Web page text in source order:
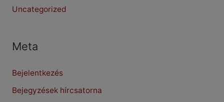
Uncategorized
Meta
Bejelentkezés
Bejegyzések hírcsatorna